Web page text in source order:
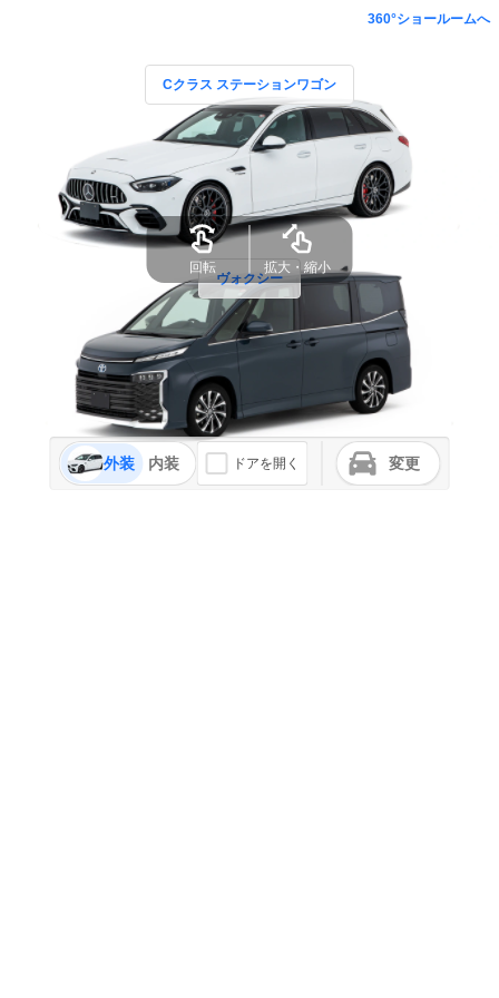
360°ショールームへ
Cクラス ステーションワゴン
ヴォクシー
外装 内装 ドアを開く 変更
回転 拡大・縮小